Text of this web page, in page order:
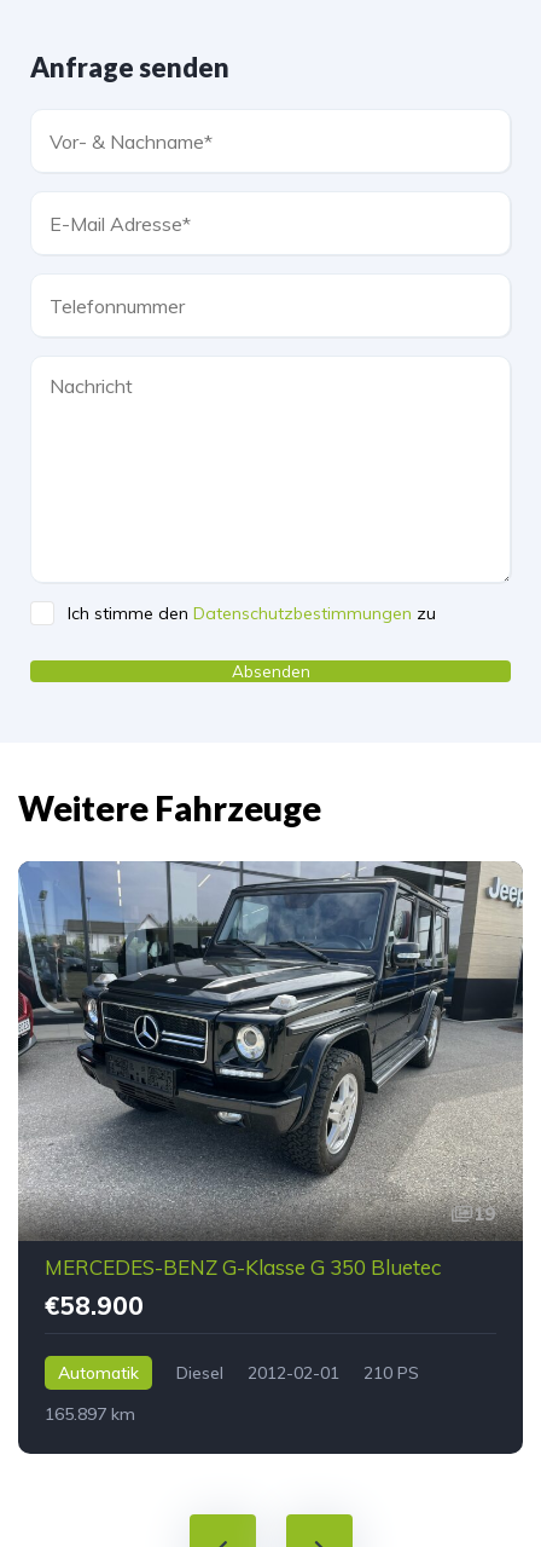
Anfrage senden
Please leave this field empty.
Ich stimme den Datenschutzbestimmungen zu
Weitere Fahrzeuge
19
MERCEDES-BENZ G-Klasse G 350 Bluetec
€58.900
Automatik Diesel 2012-02-01
210 PS
165.897 km